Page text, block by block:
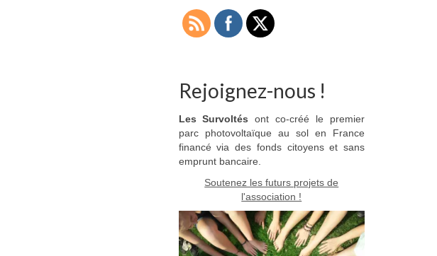
Rejoignez-nous !
Les Survoltés ont co-créé le premier
parc photovoltaïque au sol en France
financé via des fonds citoyens et sans
emprunt bancaire.
Soutenez les futurs projets de
l'association !